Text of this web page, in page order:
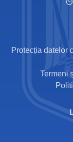
Protecția datelor
Termeni